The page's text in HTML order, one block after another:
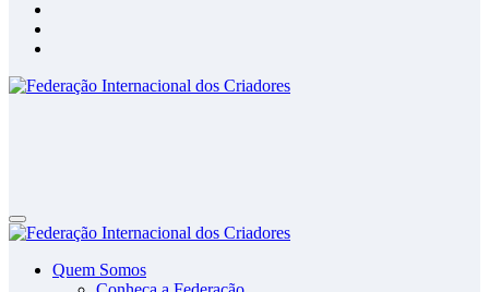
Site da Federação Internacional dos Criadores de Pássaros
Quem Somos